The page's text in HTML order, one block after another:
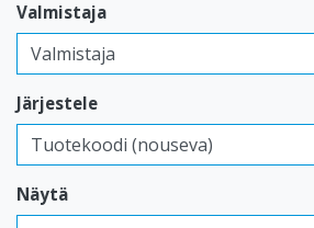
Valmistaja
Järjestele
Näytä